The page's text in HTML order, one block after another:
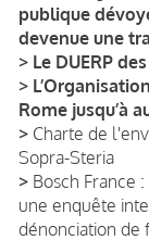
publique
devenue une
> Le DUERP
>
Rome jusqu’à
> Charte de
Sopra-Steria
> Bosch France
une enquête
dénonciation de